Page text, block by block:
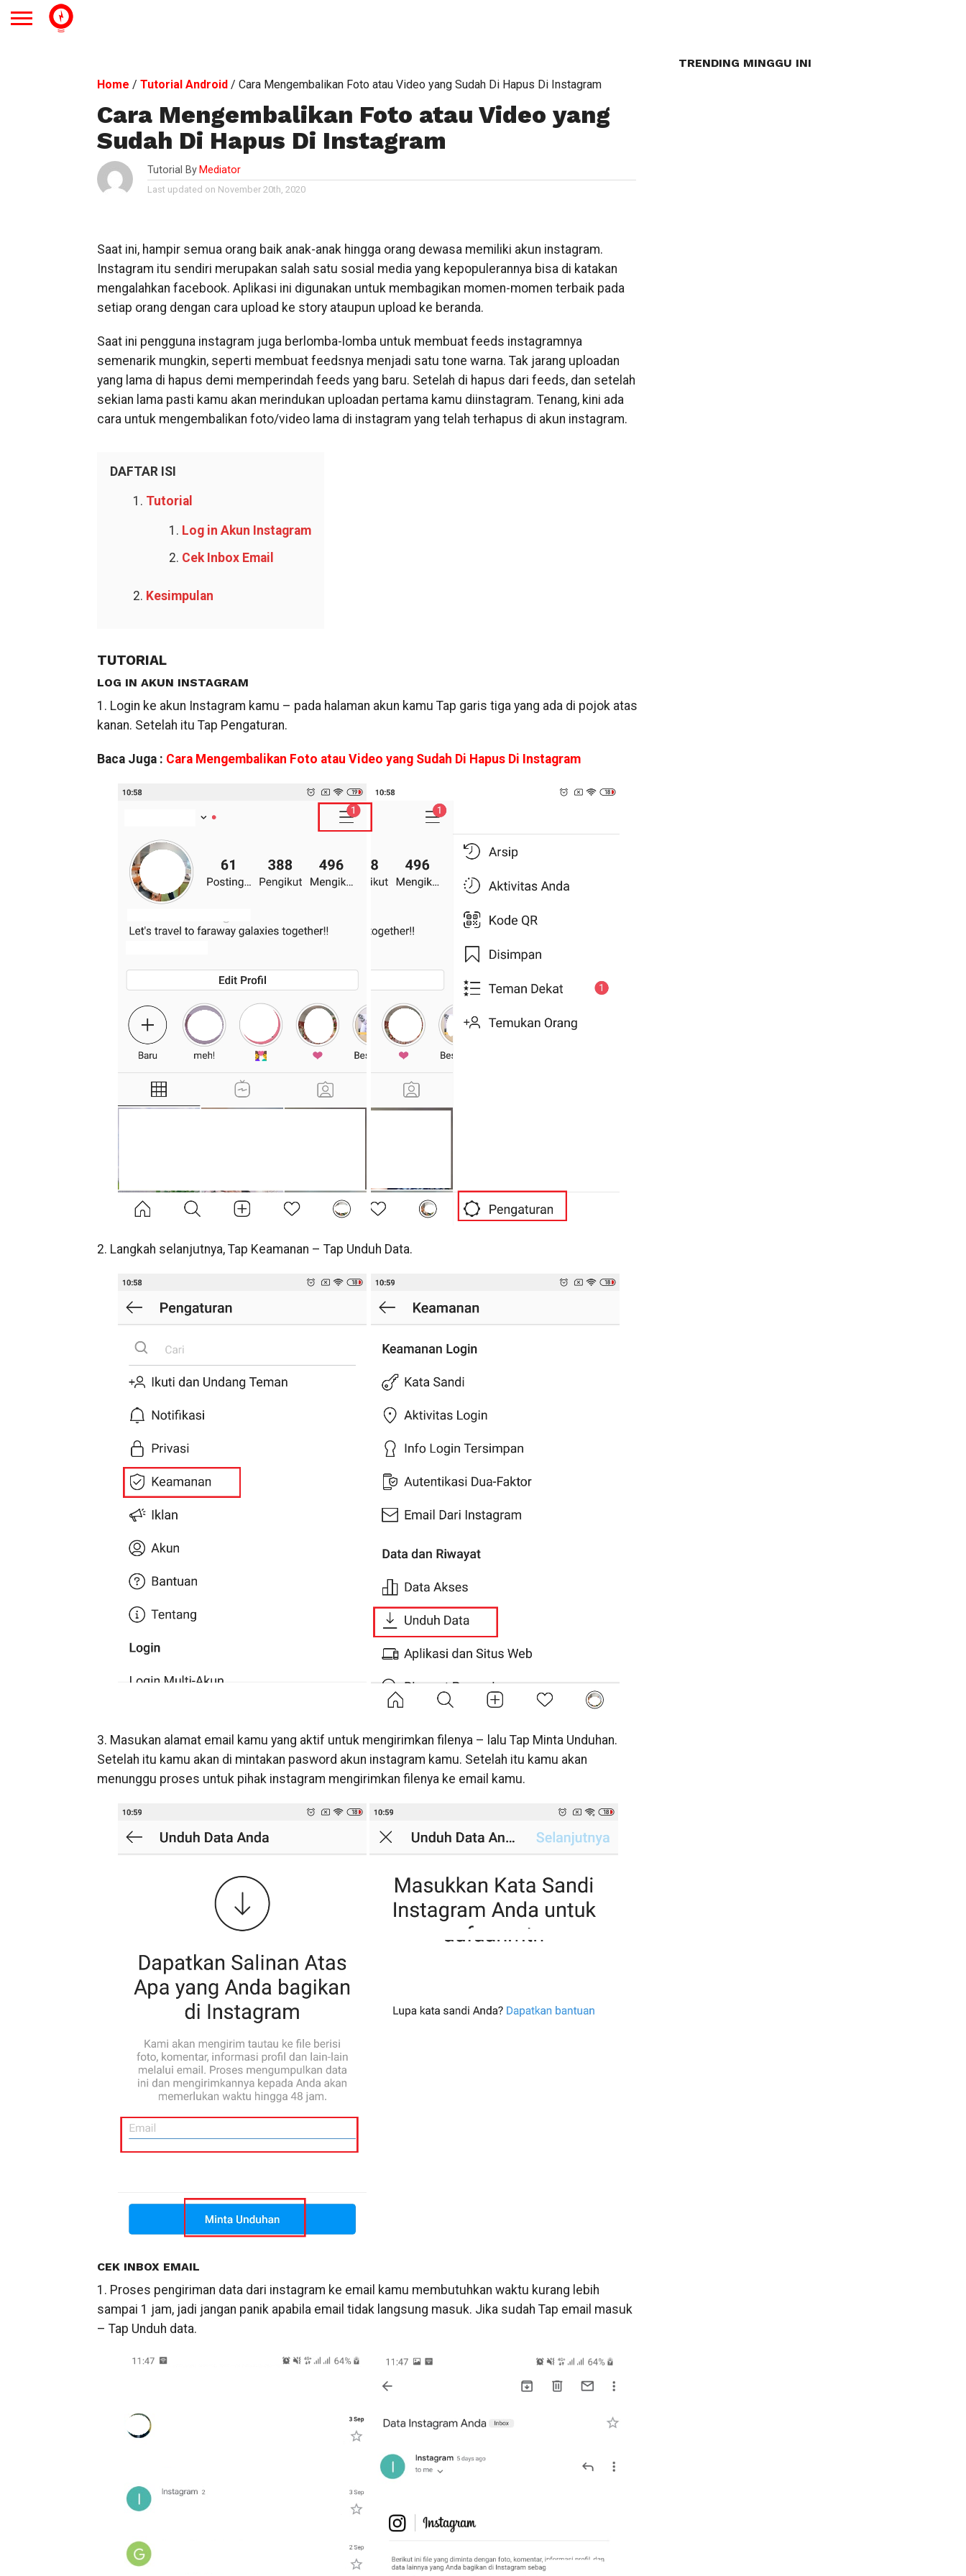
Home / Tutorial Android/ Cara Mengembalikan Foto atau Video yang Sudah Di Hapus Di Instagram
Cara Mengembalikan Foto atau Video yang
Sudah Di Hapus Di Instagram
Tutorial By Mediator
Last updated on November 20th, 2020
Saat ini, hampir semua orang baik anak-anak hingga orang dewasa memiliki akun instagram.
Instagram itu sendiri merupakan salah satu sosial media yang kepopulerannya bisa di katakan
mengalahkan facebook. Aplikasi ini digunakan untuk membagikan momen-momen terbaik pada
setiap orang dengan cara upload ke story ataupun upload ke beranda.
Saat ini pengguna instagram juga berlomba-lomba untuk membuat feeds instagramnya
semenarik mungkin, seperti membuat feedsnya menjadi satu tone warna. Tak jarang uploadan
yang lama di hapus demi memperindah feeds yang baru. Setelah di hapus dari feeds, dan setelah
sekian lama pasti kamu akan merindukan uploadan pertama kamu diinstagram. Tenang, kini ada
cara untuk mengembalikan foto/video lama di instagram yang telah terhapus di akun instagram.
DAFTAR ISI
Tutorial
Log in Akun Instagram
Cek Inbox Email
Kesimpulan
TUTORIAL
LOG IN AKUN INSTAGRAM
1. Login ke akun Instagram kamu – pada halaman akun kamu Tap garis tiga yang ada di pojok atas
kanan. Setelah itu Tap Pengaturan.
Baca Juga : Cara Mengembalikan Foto atau Video yang Sudah Di Hapus Di Instagram
2. Langkah selanjutnya, Tap Keamanan – Tap Unduh Data.
3. Masukan alamat email kamu yang aktif untuk mengirimkan filenya – lalu Tap Minta Unduhan.
Setelah itu kamu akan di mintakan pasword akun instagram kamu. Setelah itu kamu akan
menunggu proses untuk pihak instagram mengirimkan filenya ke email kamu.
CEK INBOX EMAIL
1. Proses pengiriman data dari instagram ke email kamu membutuhkan waktu kurang lebih
sampai 1 jam, jadi jangan panik apabila email tidak langsung masuk. Jika sudah Tap email masuk
– Tap Unduh data.
TRENDING MINGGU INI